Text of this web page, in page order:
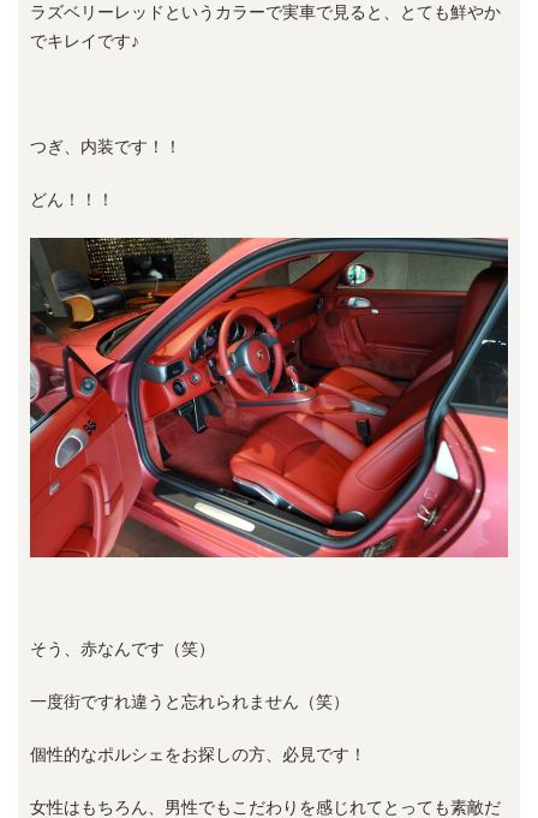
ラズベリーレッドというカラーで実車で見ると、とても鮮やか
でキレイです♪
つぎ、内装です！！
どん！！！
そう、赤なんです（笑）
一度街ですれ違うと忘れられません（笑）
個性的なポルシェをお探しの方、必見です！
女性はもちろん、男性でもこだわりを感じれてとっても素敵だ